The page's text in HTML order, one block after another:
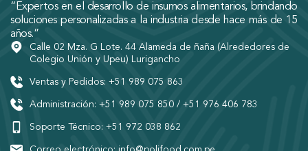
“Expertos en el desarrollo de insumos alimentarios, brindando
soluciones personalizadas a la industria desde hace más de 15
años.”
Calle 02 Mza. G Lote. 44 Alameda de ñaña (Alrededores de
Colegio Unión y Upeu) Lurigancho
Ventas y Pedidos: +51 989 075 863
Administración: +51 989 075 850 / +51 976 406 783
Soporte Técnico: +51 972 038 862